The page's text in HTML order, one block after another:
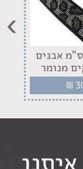
גומי 4 ס"מ אבנים
מנומר
₪
›